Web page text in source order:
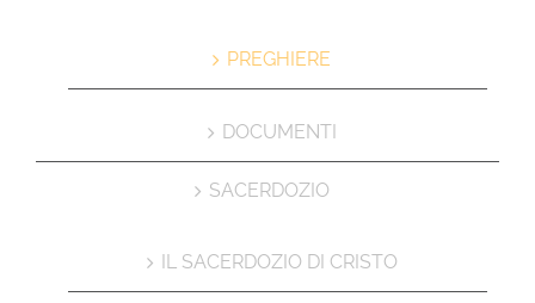
PREGHIERE
DOCUMENTI
SACERDOZIO
IL SACERDOZIO DI CRISTO